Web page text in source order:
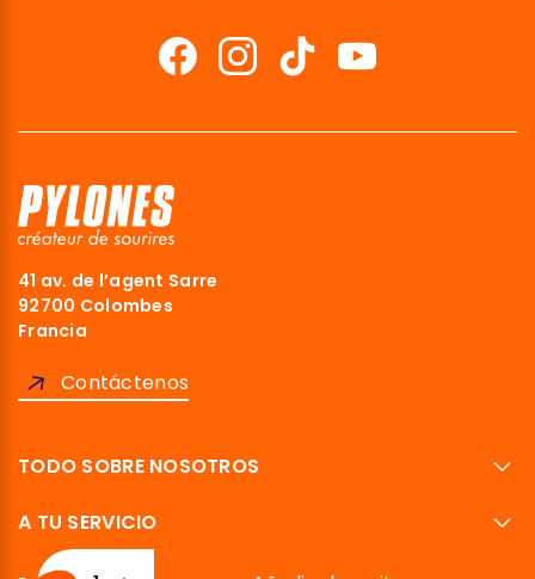
41 av. de l’agent Sarre
92700 Colombes
Francia
Contáctenos
TODO SOBRE NOSOTROS
A TU SERVICIO